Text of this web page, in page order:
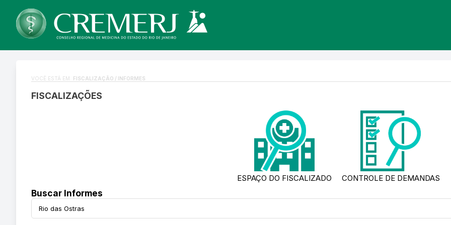
VOCÊ ESTÁ EM: FISCALIZAÇÃO / INFORMES
FISCALIZAÇÕES
ESPAÇO DO FISCALIZADO CONTROLE DE DEMANDAS
Buscar Informes